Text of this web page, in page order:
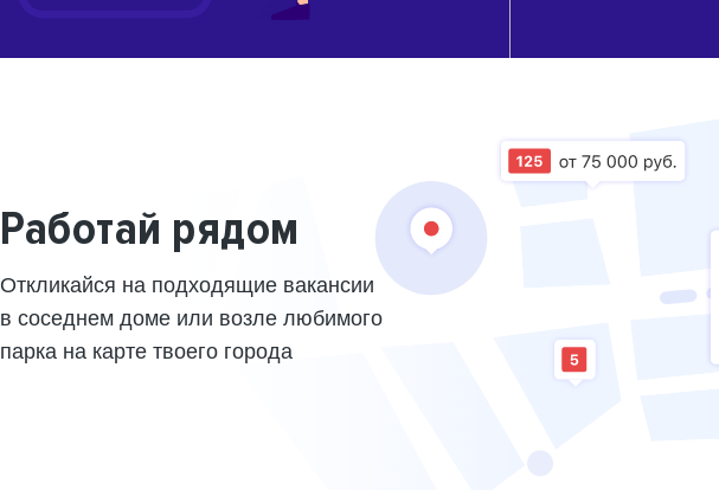
Работай рядом
Откликайся на подходящие вакансии
в соседнем доме или возле любимого
парка на карте твоего города